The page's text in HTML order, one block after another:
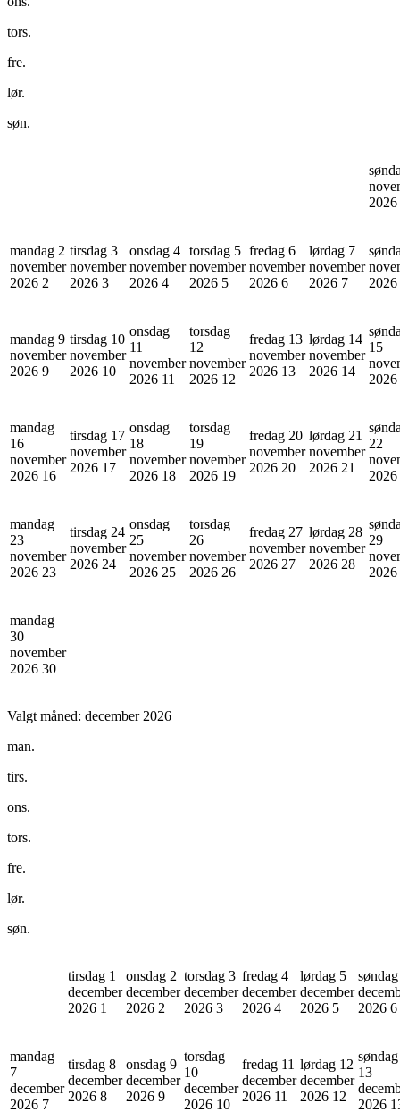
tors.
fre.
lør.
søn.
2026
mandag 2
november
2026 2
tirsdag 3
november
2026 3
onsdag 4
november
2026 4
torsdag 5
november
2026 5
fredag 6
november
2026 6
lørdag 7
november
2026 7
2026
mandag 9
november
2026 9
tirsdag 10
november
2026 10
onsdag
11
november
2026 11
torsdag
12
november
2026 12
fredag 13
november
2026 13
lørdag 14
november
2026 14
15
2026
mandag
16
november
2026 16
tirsdag 17
november
2026 17
onsdag
18
november
2026 18
torsdag
19
november
2026 19
fredag 20
november
2026 20
lørdag 21
november
2026 21
22
2026
mandag
23
november
2026 23
tirsdag 24
november
2026 24
onsdag
25
november
2026 25
torsdag
26
november
2026 26
fredag 27
november
2026 27
lørdag 28
november
2026 28
29
2026
mandag
30
november
2026 30
Valgt måned: december 2026
man.
tirs.
ons.
tors.
fre.
lør.
søn.
tirsdag 1
december
2026 1
onsdag 2
december
2026 2
torsdag 3
december
2026 3
fredag 4
december
2026 4
lørdag 5
december
2026 5
2026 6
mandag
7
december
2026 7
tirsdag 8
december
2026 8
onsdag 9
december
2026 9
torsdag
10
december
2026 10
fredag 11
december
2026 11
lørdag 12
december
2026 12
søndag
13
2026